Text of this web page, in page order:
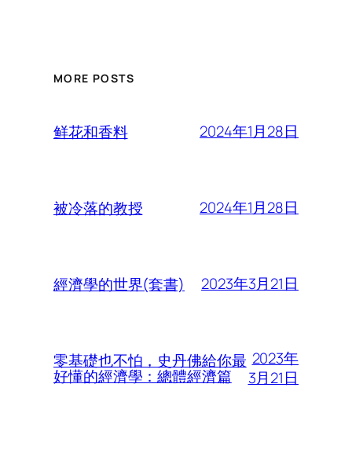
MORE POSTS
鲜花和香料 2024年1月28日
被冷落的教授 2024年1月28日
經濟學的世界(套書) 2023年3月21日
零基礎也不怕，史丹佛給你最
好懂的經濟學：總體經濟篇
2023年
3月21日